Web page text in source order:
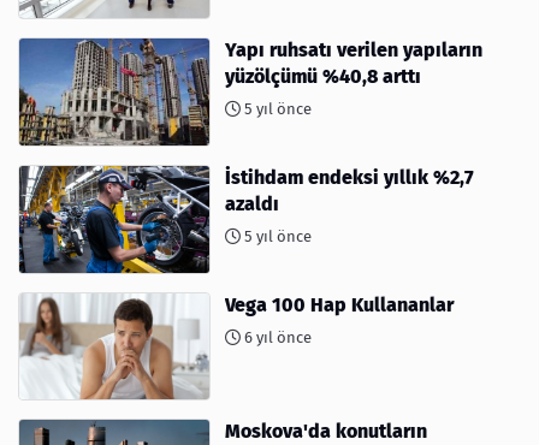
Yapı ruhsatı verilen yapıların
yüzölçümü %40,8 arttı
5 yıl önce
İstihdam endeksi yıllık %2,7
azaldı
5 yıl önce
Vega 100 Hap Kullananlar
6 yıl önce
Moskova'da konutların